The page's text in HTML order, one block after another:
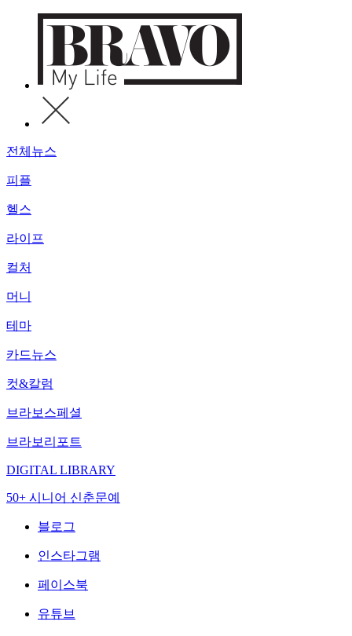
전체뉴스
피플
헬스
라이프
컬처
머니
테마
카드뉴스
컷&칼럼
브라보스페셜
브라보리포트
DIGITAL LIBRARY
50+ 시니어 신춘문예
블로그
인스타그램
페이스북
유튜브